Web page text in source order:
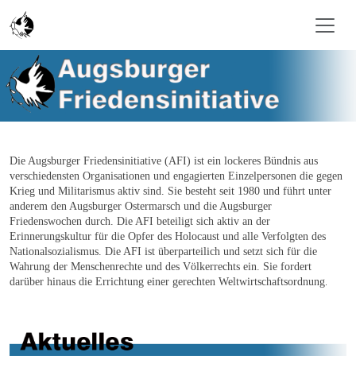
Zum Inhalt springen
Die Augsburger Friedensinitiative (AFI) ist ein lockeres Bündnis aus
verschiedensten Organisationen und engagierten Einzelpersonen die gegen
Krieg und Militarismus aktiv sind. Sie besteht seit 1980 und führt unter
anderem den Augsburger Ostermarsch und die Augsburger
Friedenswochen durch. Die AFI beteiligt sich aktiv an der
Erinnerungskultur für die Opfer des Holocaust und alle Verfolgten des
Nationalsozialismus. Die AFI ist überparteilich und setzt sich für die
Wahrung der Menschenrechte und des Völkerrechts ein. Sie fordert
darüber hinaus die Errichtung einer gerechten Weltwirtschaftsordnung.